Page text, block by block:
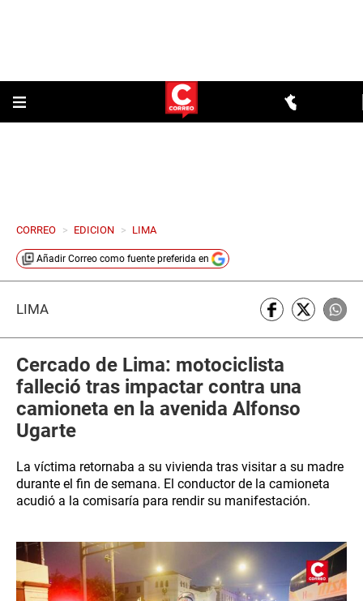
CORREO > EDICION > LIMA
Añadir Correo como fuente preferida en
LIMA
Cercado de Lima: motociclista
falleció tras impactar contra una
camioneta en la avenida Alfonso
Ugarte
La víctima retornaba a su vivienda tras visitar a su madre
durante el fin de semana. El conductor de la camioneta
acudió a la comisaría para rendir su manifestación.